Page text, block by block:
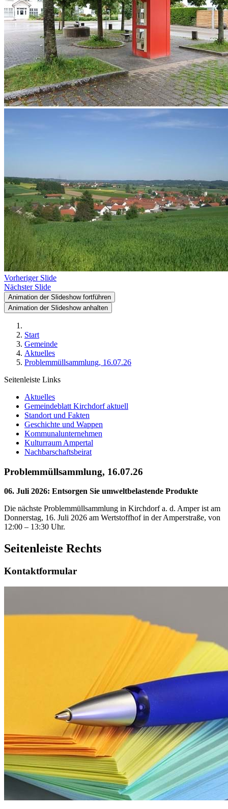
Vorheriger Slide
Nächster Slide
Animation der Slideshow fortführen
Animation der Slideshow anhalten
Start
Gemeinde
Aktuelles
Problemmüllsammlung, 16.07.26
Seitenleiste Links
Aktuelles
Gemeindeblatt Kirchdorf aktuell
Standort und Fakten
Geschichte und Wappen
Kommunalunternehmen
Kulturraum Ampertal
Nachbarschaftsbeirat
Problemmüllsammlung, 16.07.26
06. Juli 2026: Entsorgen Sie umweltbelastende Produkte
Die nächste Problemmüllsammlung in Kirchdorf a. d. Amper ist am
Donnerstag, 16. Juli 2026 am Wertstoffhof in der Amperstraße, von
12:00 – 13:30 Uhr.
Seitenleiste Rechts
Kontaktformular